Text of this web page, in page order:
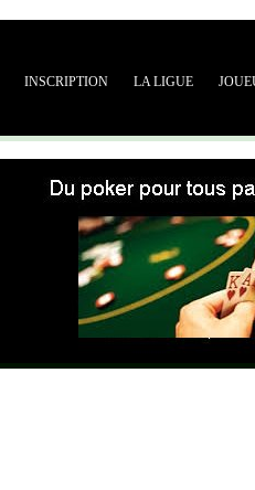
INSCRIPTION LA LIGUE